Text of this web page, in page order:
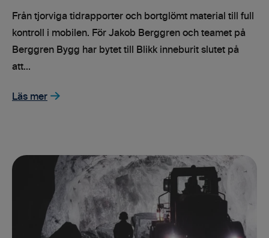
Från tjorviga tidrapporter och bortglömt material till full
kontroll i mobilen. För Jakob Berggren och teamet på
Berggren Bygg har bytet till Blikk inneburit slutet på
att...
Läs mer